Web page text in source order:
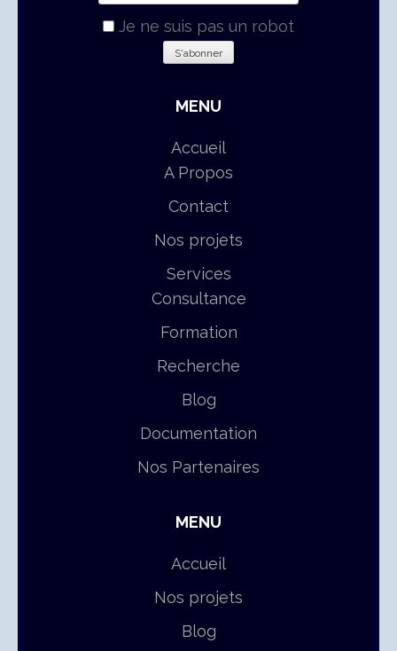
Je ne suis pas un robot
MENU
Accueil
A Propos
Contact
Nos projets
Services
Consultance
Formation
Recherche
Blog
Documentation
Nos Partenaires
MENU
Accueil
Nos projets
Blog